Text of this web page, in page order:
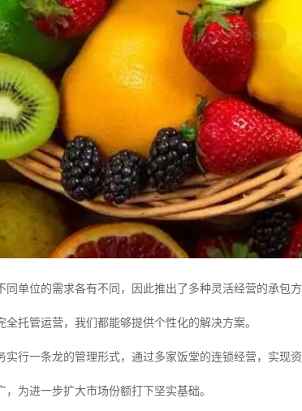
同单位的需求各有不同，因此推出了多种灵活经营的承包
全托管运营，我们都能够提供个性化的解决方案。
实行一条龙的管理形式，通过多家饭堂的连锁经营，实现
，为进一步扩大市场份额打下坚实基础。